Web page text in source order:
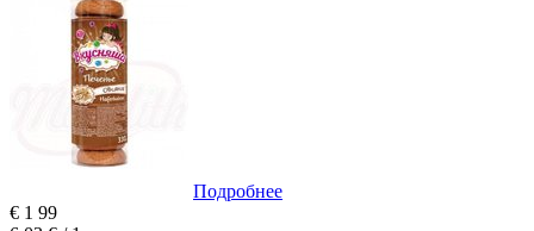
Подробнее
€ 1 99